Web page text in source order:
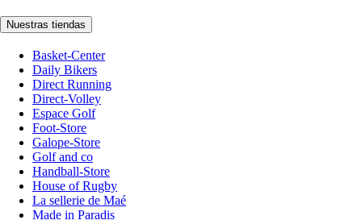
Nuestras tiendas
Basket-Center
Daily Bikers
Direct Running
Direct-Volley
Espace Golf
Foot-Store
Galope-Store
Golf and co
Handball-Store
House of Rugby
La sellerie de Maé
Made in Paradis